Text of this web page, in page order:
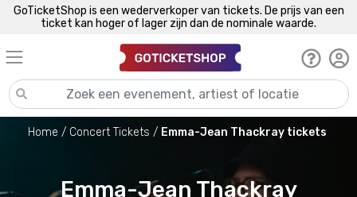
GoTicketShop is een wederverkoper van tickets. De prijs van een
ticket kan hoger of lager zijn dan de nominale waarde.
Home Concert Tickets Emma-Jean Thackray tickets
Emma-Jean Thackray